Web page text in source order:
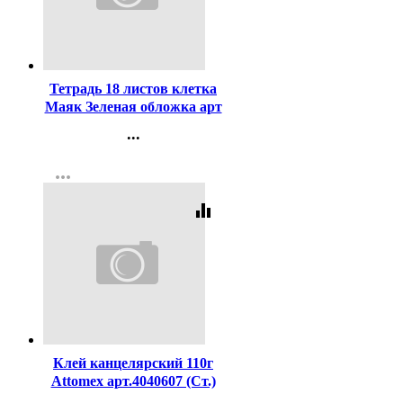
Тетрадь 18 листов клетка
Маяк Зеленая обложка арт
...
Регистрация
more_horiz
equalizer
Клей канцелярский 110г
Attomex арт.4040607 (Ст.)